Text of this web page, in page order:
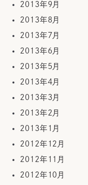
2013年9月
2013年8月
2013年7月
2013年6月
2013年5月
2013年4月
2013年3月
2013年2月
2013年1月
2012年12月
2012年11月
2012年10月